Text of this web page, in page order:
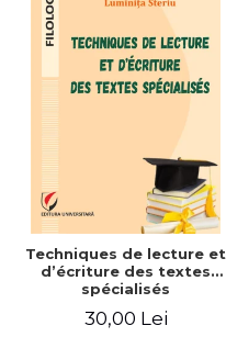
Techniques de lecture et
d’écriture des textes
spécialisés
30,00 Lei